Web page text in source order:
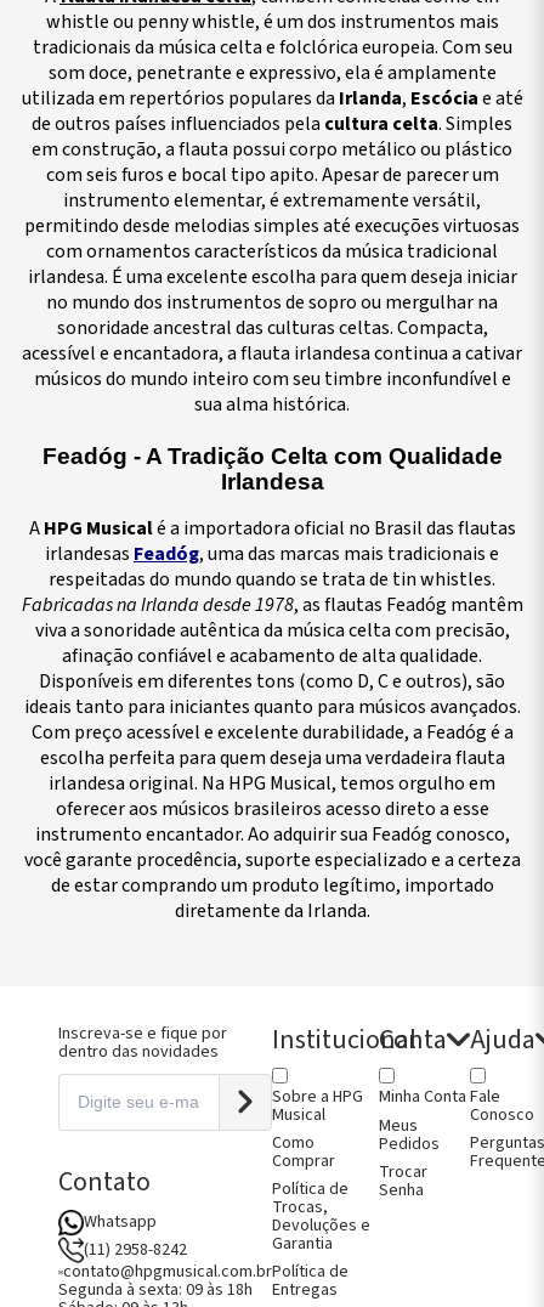
Catálogo
Completo
Catálogo
CompletoCastanholas
Flautas
Irlandesas
Flautas
Crinas para
Arco
Estojos e
Encordoamentos Encordoamentos
Ferragens
Queixeira
Violino
Ferragens
Queixeira
Pestanas
Viola
Pestanas
Rabichos
Violino
Rabichos
Viola
Rabichos
whistle ou penny whistle, é um dos instrumentos mais
tradicionais da música celta e folclórica europeia. Com seu
som doce, penetrante e expressivo, ela é amplamente
utilizada em repertórios populares da Irlanda, Escóciae até
de outros países influenciados pela cultura celta. Simples
em construção, a flauta possui corpo metálico ou plástico
com seis furos e bocal tipo apito. Apesar de parecer um
instrumento elementar, é extremamente versátil,
permitindo desde melodias simples até execuções virtuosas
com ornamentos característicos da música tradicional
irlandesa. É uma excelente escolha para quem deseja iniciar
no mundo dos instrumentos de sopro ou mergulhar na
sonoridade ancestral das culturas celtas. Compacta,
acessível e encantadora, a flauta irlandesa continua a cativar
músicos do mundo inteiro com seu timbre inconfundível e
sua alma histórica.
Feadóg - A Tradição Celta com Qualidade
Irlandesa
AHPG Musicalé a importadora oficial no Brasil das flautas
irlandesas Feadóg, uma das marcas mais tradicionais e
respeitadas do mundo quando se trata de tin whistles.
Fabricadas na Irlanda desde 1978, as flautas Feadóg mantêm
viva a sonoridade autêntica da música celta com precisão,
afinação confiável e acabamento de alta qualidade.
Disponíveis em diferentes tons (como D, C e outros), são
ideais tanto para iniciantes quanto para músicos avançados.
Com preço acessível e excelente durabilidade, a Feadóg é a
escolha perfeita para quem deseja uma verdadeira flauta
irlandesa original. Na HPG Musical, temos orgulho em
oferecer aos músicos brasileiros acesso direto a esse
instrumento encantador. Ao adquirir sua Feadóg conosco,
você garante procedência, suporte especializado e a certeza
de estar comprando um produto legítimo, importado
diretamente da Irlanda.
Inscreva-se e fique por
dentro das novidades
Contato
Whatsapp
(11) 2958-8242
contato@hpgmusical.com.br
Segunda à sexta: 09 às 18h
Institucional
Sobre a HPG
Musical
Como
Comprar
Política de
Trocas,
Devoluções e
Garantia
Política de
Entregas
Conta
Minha Conta
Meus
Pedidos
Trocar
Senha
Ajuda
Fale
Conosco
Perguntas